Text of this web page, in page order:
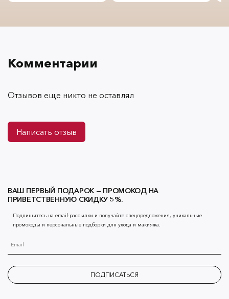
Комментарии
Отзывов еще никто не оставлял
Написать отзыв
ВАШ ПЕРВЫЙ ПОДАРОК — ПРОМОКОД НА
ПРИВЕТСТВЕННУЮ СКИДКУ 5%.
Подпишитесь на email-рассылки и получайте спецпредложения, уникальные
промокоды и персональные подборки для ухода и макияжа.
ПОДПИСАТЬСЯ